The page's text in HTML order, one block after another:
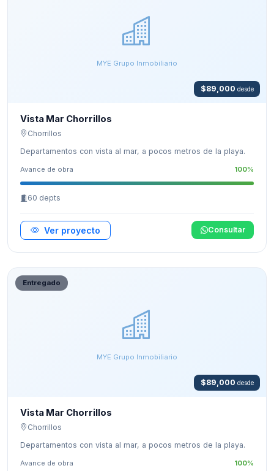
MYE Grupo Inmobiliario
$89,000 desde
Vista Mar Chorrillos
Chorrillos
Departamentos con vista al mar, a pocos metros de la playa.
Avance de obra 100%
60 depts
Ver proyecto Consultar
MYE Grupo Inmobiliario
Entregado
$89,000 desde
Vista Mar Chorrillos
Chorrillos
Departamentos con vista al mar, a pocos metros de la playa.
Avance de obra 100%